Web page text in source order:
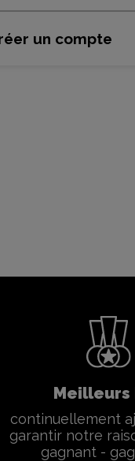
un compte
Meilleurs
continuellement
garantir notre
gagnant -